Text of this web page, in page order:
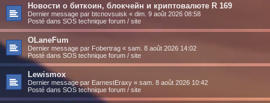
Новости о биткоин, блокчейн и криптовалюте R 169
Dernier message par btcnovsuisk « dim. 9 août 2026 08:58
Posté dans SOS technique forum / site
OLaneFum
Dernier message par Fobertrag « sam. 8 août 2026 14:02
Posté dans SOS technique forum / site
Lewismox
Dernier message par EarnestEraxy « sam. 8 août 2026 10:42
Posté dans SOS technique forum / site